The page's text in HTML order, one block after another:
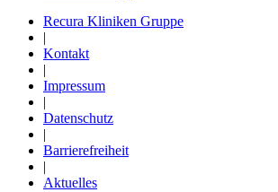
Recura Kliniken Gruppe
|
Kontakt
|
Impressum
|
Datenschutz
|
Barrierefreiheit
|
Aktuelles